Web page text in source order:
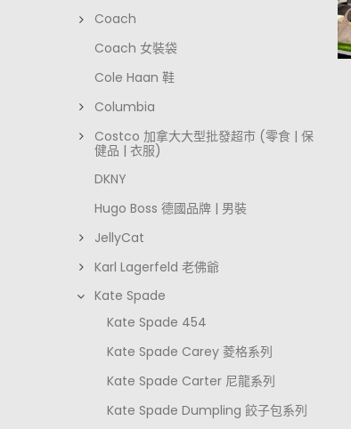
Coach
Coach 女裝袋
Cole Haan 鞋
Columbia
Costco 加拿大大型批發超市 (零食 | 保
健品 | 衣服)
DKNY
Hugo Boss 德國品牌 | 男裝
JellyCat
Karl Lagerfeld 老佛爺
Kate Spade
Kate Spade 454
Kate Spade Carey 菱格系列
Kate Spade Carter 尼龍系列
Kate Spade Dumpling 餃子包系列